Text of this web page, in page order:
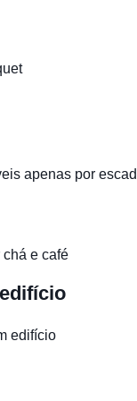
apenas por
e café
edifício